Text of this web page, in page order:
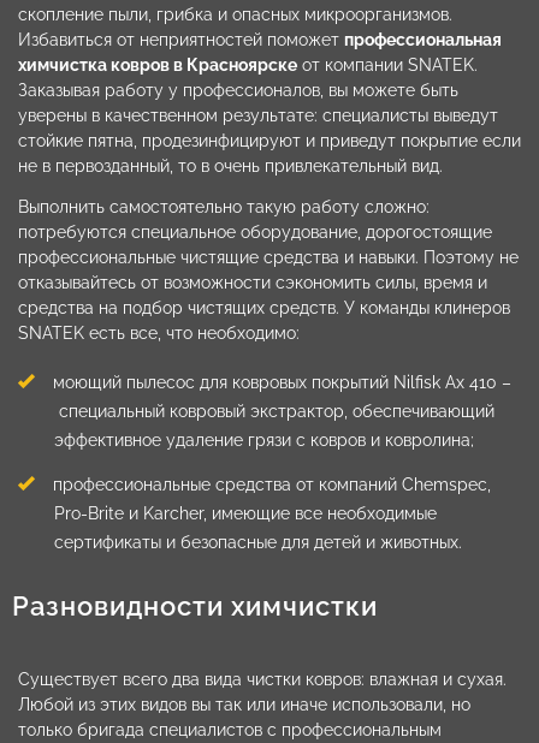
скопление пыли, грибка и опасных микроорганизмов.
Избавиться от неприятностей поможет профессиональная
химчистка ковров в Красноярске от компании SNATEK.
Заказывая работу у профессионалов, вы можете быть
уверены в качественном результате: специалисты выведут
стойкие пятна, продезинфицируют и приведут покрытие если
не в первозданный, то в очень привлекательный вид.
Выполнить самостоятельно такую работу сложно:
потребуются специальное оборудование, дорогостоящие
профессиональные чистящие средства и навыки. Поэтому не
отказывайтесь от возможности сэкономить силы, время и
средства на подбор чистящих средств. У команды клинеров
SNATEK есть все, что необходимо:
моющий пылесос для ковровых покрытий Nilfisk Ax 410 –
специальный ковровый экстрактор, обеспечивающий
эффективное удаление грязи с ковров и ковролина;
профессиональные средства от компаний Chemspec,
Pro-Brite и Karcher, имеющие все необходимые
сертификаты и безопасные для детей и животных.
Разновидности химчистки
Существует всего два вида чистки ковров: влажная и сухая.
Любой из этих видов вы так или иначе использовали, но
только бригада специалистов с профессиональным